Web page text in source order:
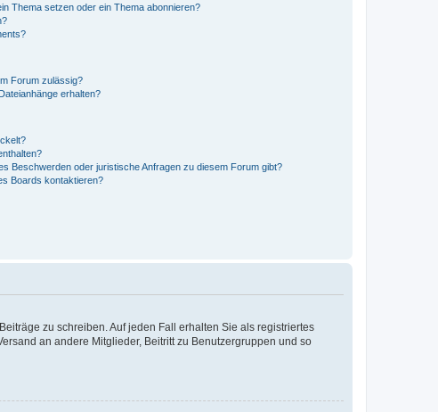
Thema setzen oder ein Thema abonnieren?
Forum zulässig?
erhalten?
Beschwerden oder juristische Anfragen zu diesem Forum gibt?
Boards kontaktieren?
zu schreiben. Auf jeden Fall erhalten Sie als registriertes
an andere Mitglieder, Beitritt zu Benutzergruppen und so